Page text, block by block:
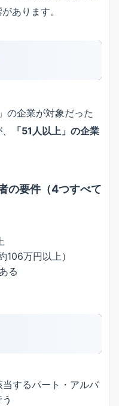
あります。
の企業が対象だった
「51人以上」の企業
の要件（4つすべて
106万円以上）
る
するパート・アルバ